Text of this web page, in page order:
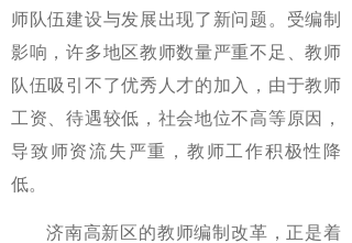
师队伍建设与发展出现了新问题。受编制
影响，许多地区教师数量严重不足、教师
队伍吸引不了优秀人才的加入，由于教师
工资、待遇较低，社会地位不高等原因，
导致师资流失严重，教师工作积极性降
低。
济南高新区的教师编制改革，正是着